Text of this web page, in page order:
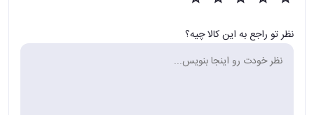
نظر تو راجع به این کالا چیه؟